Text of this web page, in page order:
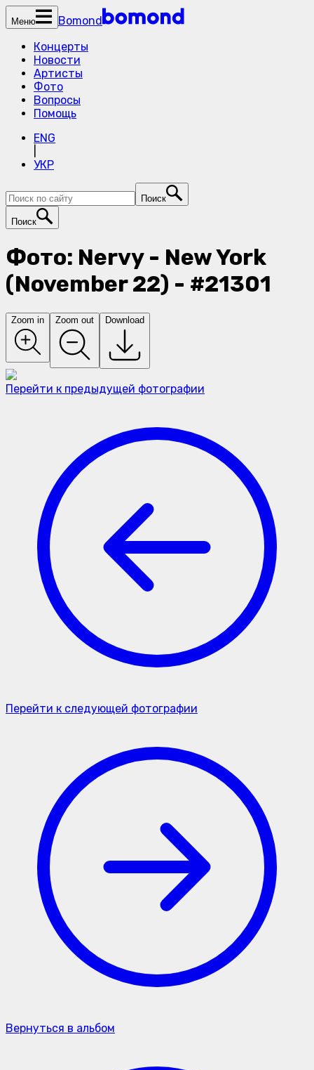
Меню
Bomond
Концерты
Новости
Артисты
Фото
Вопросы
Помощь
ENG
УКР
Поиск
Поиск
Фото: Nervy - New York
(November 22) - #21301
Zoom in Zoom out Download
Перейти к предыдущей фотографии
Перейти к следующей фотографии
Вернуться в альбом